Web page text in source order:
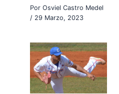
PorOsviel Castro Medel
/ 29 Marzo, 2023